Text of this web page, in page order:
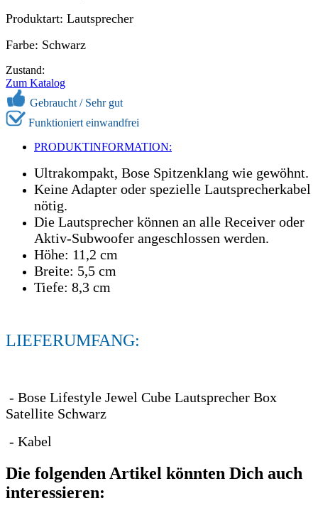
Produktart: Lautsprecher
Farbe: Schwarz
Zustand:
Zum Katalog
Gebraucht / Sehr gut
Funktioniert einwandfrei
PRODUKTINFORMATION:
Ultrakompakt, Bose Spitzenklang wie gewöhnt.
Keine Adapter oder spezielle Lautsprecherkabel
nötig.
Die Lautsprecher können an alle Receiver oder
Aktiv-Subwoofer angeschlossen werden.
Höhe: 11,2 cm
Breite: 5,5 cm
Tiefe: 8,3 cm
LIEFERUMFANG:
- Bose Lifestyle Jewel Cube Lautsprecher Box
Satellite Schwarz
- Kabel
Die folgenden Artikel könnten Dich auch
interessieren: